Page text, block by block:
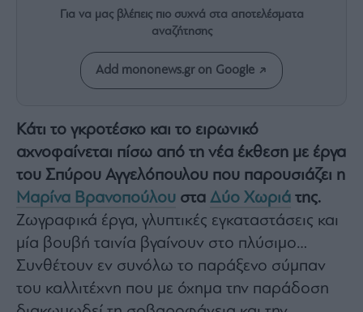
Bons
Auto
Life
&
Style
Υγεία
Architecture
&
Design
Για να μας βλέπεις πιο συχνά στα αποτελέσματα
αναζήτησης
Add mononews.gr on Google
Κάτι το γκροτέσκο και το ειρωνικό
αχνοφαίνεται πίσω από τη νέα έκθεση με έργα
του Σπύρου Αγγελόπουλου που παρουσιάζει η
Μαρίνα Βρανοπούλου στα Δύο Χωριά της.
Ζωγραφικά έργα, γλυπτικές εγκαταστάσεις και
μία βουβή ταινία βγαίνουν στο πλύσιμο…
Συνθέτουν εν συνόλω το παράξενο σύμπαν
του καλλιτέχνη που με όχημα την παράδοση